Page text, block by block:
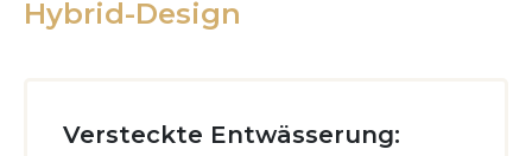
Hybrid-Design
Versteckte Entwässerung: